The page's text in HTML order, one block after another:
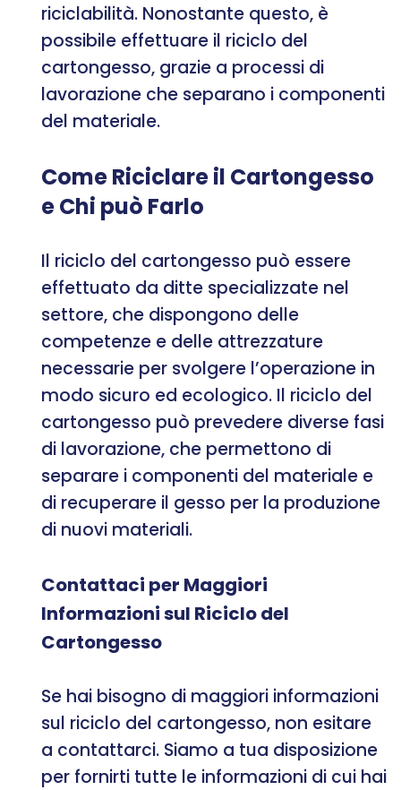
riciclabilità. Nonostante questo, è
possibile effettuare il riciclo del
cartongesso, grazie a processi di
lavorazione che separano i componenti
del materiale.
Come Riciclare il Cartongesso
e Chi può Farlo
Il riciclo del cartongesso può essere
effettuato da ditte specializzate nel
settore, che dispongono delle
competenze e delle attrezzature
necessarie per svolgere l’operazione in
modo sicuro ed ecologico. Il riciclo del
cartongesso può prevedere diverse fasi
di lavorazione, che permettono di
separare i componenti del materiale e
di recuperare il gesso per la produzione
di nuovi materiali.
Contattaci per Maggiori
Informazioni sul Riciclo del
Cartongesso
Se hai bisogno di maggiori informazioni
sul riciclo del cartongesso, non esitare
a contattarci. Siamo a tua disposizione
per fornirti tutte le informazioni di cui hai